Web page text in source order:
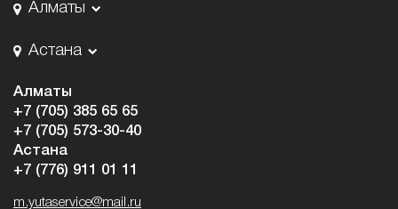
Алматы
Астана
Алматы
+7 (705) 385 65 65
+7 (705) 573-30-40
Астана
+7 (776) 911 01 11
m.yutaservice@mail.ru